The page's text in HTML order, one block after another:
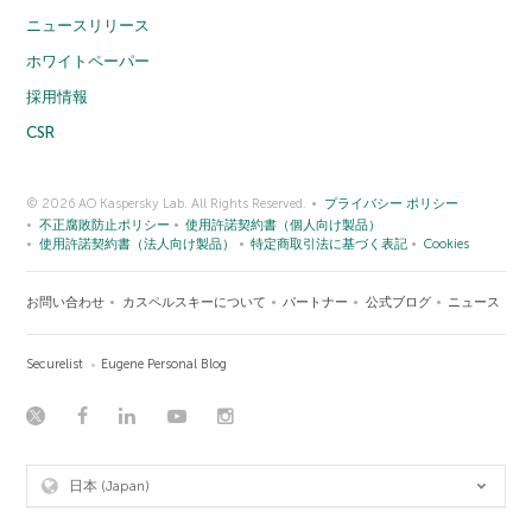
ニュースリリース
ホワイトペーパー
採用情報
CSR
© 2026 AO Kaspersky Lab. All Rights Reserved.
プライバシー ポリシー
不正腐敗防止ポリシー
使用許諾契約書（個人向け製品）
使用許諾契約書（法人向け製品）
特定商取引法に基づく表記 Cookies
お問い合わせ カスペルスキーについて パートナー 公式ブログ ニュース
Securelist Eugene Personal Blog
日本 (Japan)